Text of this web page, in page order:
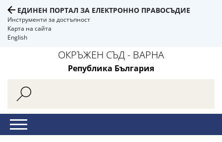
ЕДИНЕН ПОРТАЛ ЗА ЕЛЕКТРОННО ПРАВОСЪДИЕ
Инструменти за достъпност
Карта на сайта
English
ОКРЪЖЕН СЪД - ВАРНА
Република България